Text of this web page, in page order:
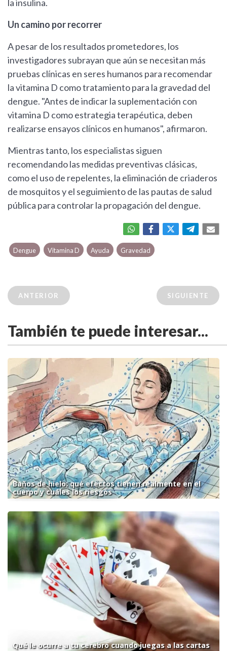
la insulina.
Un camino por recorrer
A pesar de los resultados prometedores, los
investigadores subrayan que aún se necesitan más
pruebas clínicas en seres humanos para recomendar
la vitamina D como tratamiento para la gravedad del
dengue. "Antes de indicar la suplementación con
vitamina D como estrategia terapéutica, deben
realizarse ensayos clínicos en humanos", afirmaron.
Mientras tanto, los especialistas siguen
recomendando las medidas preventivas clásicas,
como el uso de repelentes, la eliminación de criaderos
de mosquitos y el seguimiento de las pautas de salud
pública para controlar la propagación del dengue.
Dengue Vitamina D Ayuda Gravedad
ANTERIOR SIGUIENTE
También te puede interesar...
Baños de hielo: qué efectos tienen realmente en el
cuerpo y cuáles los riesgos
Qué le ocurre a tu cerebro cuando juegas a las cartas